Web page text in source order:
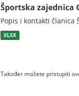
Športska zajednica
Popis i kontakti članica
XLSX
Također možete pristupiti